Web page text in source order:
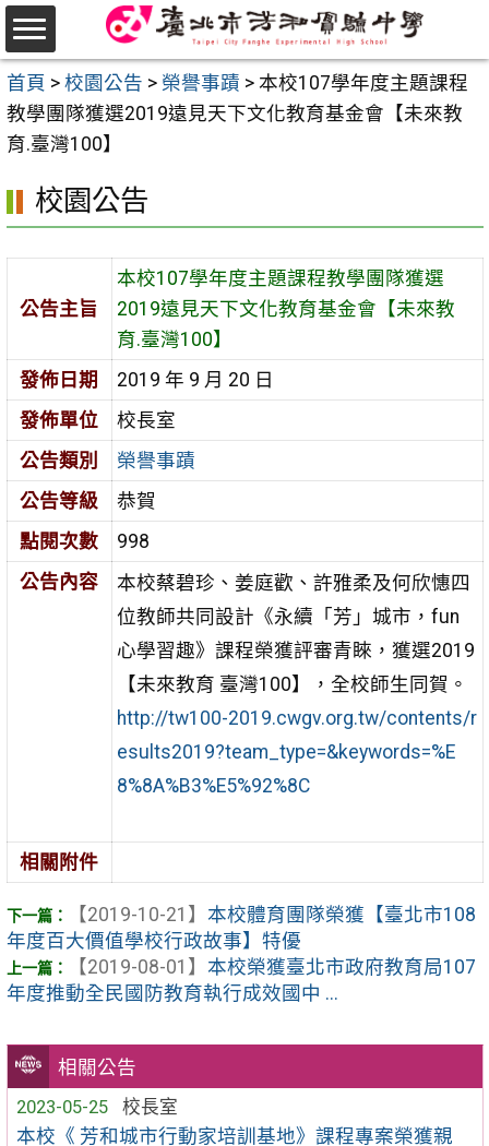
跳
至
主
要
內
首頁 > 校園公告 > 榮譽事蹟 > 本校107學年度主題課程
教學團隊獲選2019遠見天下文化教育基金會【未來教
育.臺灣100】
相關公告
2023-05-25
校長室
本校《 芳和城市行動家培訓基地》課程專案榮獲親
校園公告
公告主旨
本校107學年度主題課程教學團隊獲選
2019遠見天下文化教育基金會【未來教
育.臺灣100】
發佈日期
2019 年 9 月 20 日
發佈單位
校長室
公告類別
榮譽事蹟
公告等級
恭賀
點閱次數
998
公告內容
本校蔡碧珍、姜庭歡、許雅柔及何欣憓四
位教師共同設計《永續「芳」城市，fun
心學習趣》課程榮獲評審青睞，獲選2019
【未來教育 臺灣100】，全校師生同賀。
http://tw100-2019.cwgv.org.tw/contents/r
esults2019?team_type=&keywords=%E
8%8A%B3%E5%92%8C
相關附件
【2019-10-21】 本校體育團隊榮獲【臺北市108
年度百大價值學校行政故事】特優
【2019-08-01】 本校榮獲臺北市政府教育局107
年度推動全民國防教育執行成效國中 ...
選
單